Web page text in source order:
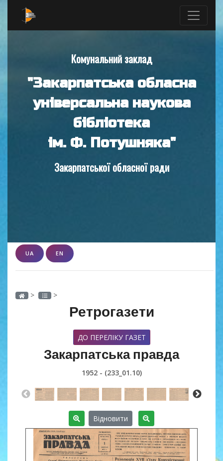
Комунальний заклад
"Закарпатська обласна
універсальна наукова
бібліотека
ім. Ф. Потушняка"
Закарпатської обласної ради
UA EN
> >
Ретрогазети
ДО ПЕРЕЛІКУ ГАЗЕТ
Закарпатська правда
1952 - (233_01.10)
Відновити